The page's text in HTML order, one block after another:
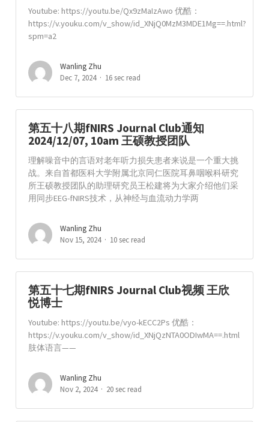
Youtube: https://youtu.be/Qx9zMaIzAwo 优酷：
https://v.youku.com/v_show/id_XNjQ0MzM3MDE1Mg==.html?
spm=a2
Wanling Zhu
Dec 7, 2024
16 sec read
第五十八期fNIRS Journal Club通知
2024/12/07, 10am 王硕教授团队
理解噪音中的言语对老年听力损失患者来说是一个重大挑
战。来自首都医科大学附属北京同仁医院耳鼻咽喉科研究
所王硕教授团队的助理研究员王松建将为大家介绍他们采
用同步EEG-fNIRS技术，从神经与血流动力学两
Wanling Zhu
Nov 15, 2024
10 sec read
第五十七期fNIRS Journal Club视频 王欣
悦博士
Youtube: https://youtu.be/vyo-kECC2Ps 优酷：
https://v.youku.com/v_show/id_XNjQzNTA0ODIwMA==.html
肢体语言——
Wanling Zhu
Nov 2, 2024
20 sec read